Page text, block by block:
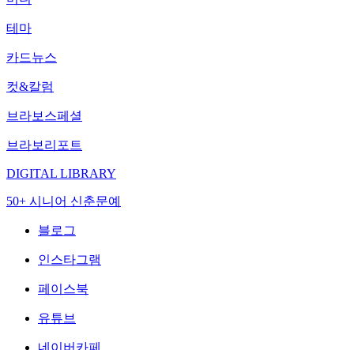
테마
카드뉴스
컷&칼럼
브라보스페셜
브라보리포트
DIGITAL LIBRARY
50+ 시니어 신춘문예
블로그
인스타그램
페이스북
유튜브